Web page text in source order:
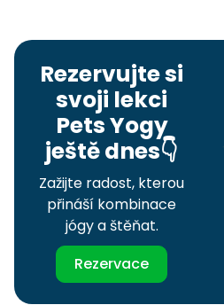
Rezervujte si
svoji lekci
Pets Yogy
ještě dnes👇
Zažijte radost, kterou
přináší kombinace
jógy a štěňat.
Rezervace